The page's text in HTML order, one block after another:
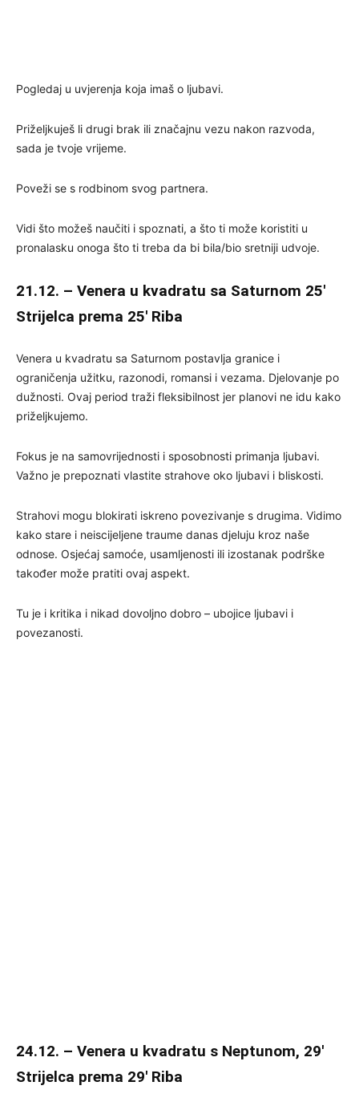
Pogledaj u uvjerenja koja imaš o ljubavi.
Priželjkuješ li drugi brak ili značajnu vezu nakon razvoda,
sada je tvoje vrijeme.
Poveži se s rodbinom svog partnera.
Vidi što možeš naučiti i spoznati, a što ti može koristiti u
pronalasku onoga što ti treba da bi bila/bio sretniji udvoje.
21.12. – Venera u kvadratu sa Saturnom 25′
Strijelca prema 25′ Riba
Venera u kvadratu sa Saturnom postavlja granice i
ograničenja užitku, razonodi, romansi i vezama. Djelovanje po
dužnosti. Ovaj period traži fleksibilnost jer planovi ne idu kako
priželjkujemo.
Fokus je na samovrijednosti i sposobnosti primanja ljubavi.
Važno je prepoznati vlastite strahove oko ljubavi i bliskosti.
Strahovi mogu blokirati iskreno povezivanje s drugima. Vidimo
kako stare i neiscijeljene traume danas djeluju kroz naše
odnose. Osjećaj samoće, usamljenosti ili izostanak podrške
također može pratiti ovaj aspekt.
Tu je i kritika i nikad dovoljno dobro – ubojice ljubavi i
povezanosti.
24.12. – Venera u kvadratu s Neptunom, 29′
Strijelca prema 29′ Riba